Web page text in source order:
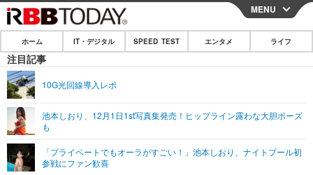
CLOSE
ホーム
IT・デジタル
ショッピング その他
SPEED TEST
エンタメ
エンタメTOP
ライフ
MENU
ホーム IT・デジタル SPEED TEST エンタメ ライフ
注目記事
10G光回線導入レポ
池本しおり、12月1日1st写真集発売！ヒップライン露わな大胆ポーズ
も
「プライベートでもオーラがすごい！」池本しおり、ナイトプール初
参戦にファン歓喜